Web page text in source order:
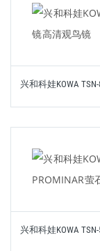
兴和科娃KOWA
兴和科娃KOWA